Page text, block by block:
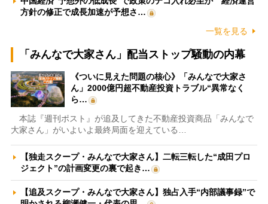
方針の修正で成長加速が予想さ…
一覧を見る
「みんなで大家さん」配当ストップ騒動の内幕
《ついに見えた問題の核心》「みんなで大家さ
ん」2000億円超不動産投資トラブル“異常なく
ら…
本誌『週刊ポスト』が追及してきた不動産投資商品「みんなで
大家さん」がいよいよ最終局面を迎えている…
【独走スクープ・みんなで大家さん】二転三転した“成田プロ
ジェクト”の計画変更の裏で起き…
【追及スクープ・みんなで大家さん】独占入手“内部議事録”で